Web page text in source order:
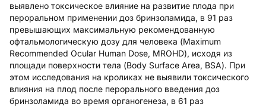
выявлено токсическое влияние на развитие плода при
пероральном применении доз бринзоламида, в 91 раз
превышающих максимальную рекомендованную
офтальмологическую дозу для человека (Maximum
Recommended Ocular Human Dose, MROHD), исходя из
площади поверхности тела (Body Surface Area, BSA). При
этом исследования на кроликах не выявили токсического
влияния на плод после перорального введения доз
бринзоламида во время органогенеза, в 61 раз